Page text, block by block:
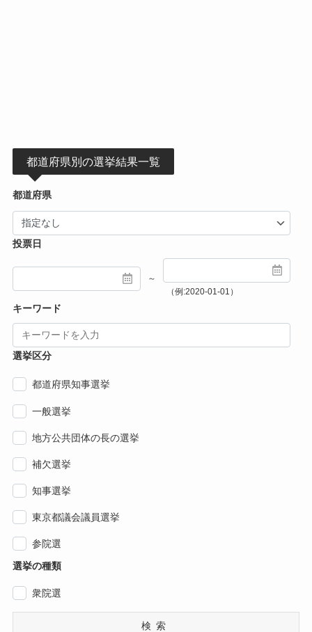
都道府県別の選挙結果一覧
都道府県
投票日
～
（例:2020-01-01）
キーワード
選挙区分
都道府県知事選挙
一般選挙
地方公共団体の長の選挙
補欠選挙
知事選挙
東京都議会議員選挙
参院選
選挙の種類
衆院選
検索